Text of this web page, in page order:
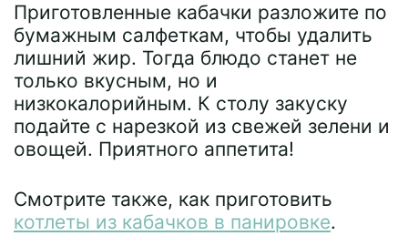
Приготовленные кабачки разложите по
бумажным салфеткам, чтобы удалить
лишний жир. Тогда блюдо станет не
только вкусным, но и
низкокалорийным. К столу закуску
подайте с нарезкой из свежей зелени и
овощей. Приятного аппетита!
Смотрите также, как приготовить
котлеты из кабачков в панировке.